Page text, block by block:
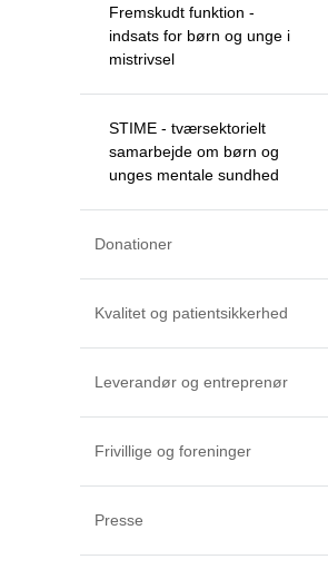
Fremskudt funktion -
indsats for børn og unge i
mistrivsel
STIME - tværsektorielt
samarbejde om børn og
unges mentale sundhed
Donationer
Kvalitet og patientsikkerhed
Leverandør og entreprenør
Frivillige og foreninger
Presse